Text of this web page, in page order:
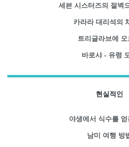
세븐 시스터즈의 절벽
카라라 대리석의
트리글라브에
바로샤 - 유령
현실적인
야생에서 식수를 얻
남미 여행 방